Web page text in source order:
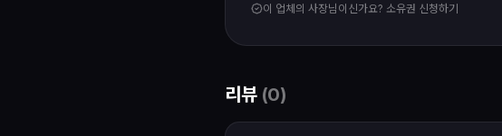
이 업체의 사장님이신가요? 소유권 신청하기
리뷰 (0)